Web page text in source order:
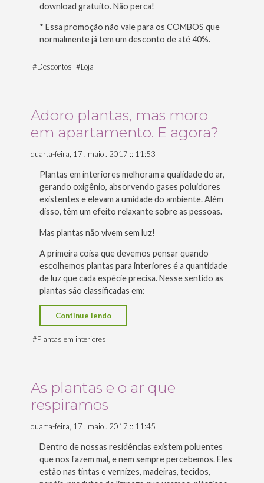
download gratuito. Não perca!
* Essa promoção não vale para os COMBOS que
normalmente já tem um desconto de até 40%.
#Descontos #Loja
Adoro plantas, mas moro
em apartamento. E agora?
quarta-feira, 17 . maio . 2017 :: 11:53
Plantas em interiores melhoram a qualidade do ar,
gerando oxigênio, absorvendo gases poluidores
existentes e elevam a umidade do ambiente. Além
disso, têm um efeito relaxante sobre as pessoas.
Mas plantas não vivem sem luz!
A primeira coisa que devemos pensar quando
escolhemos plantas para interiores é a quantidade
de luz que cada espécie precisa. Nesse sentido as
plantas são classificadas em:
Continue lendo
plantas,
apartamento.
#Plantas em interiores
As plantas e o ar que
respiramos
quarta-feira, 17 . maio . 2017 :: 11:45
Dentro de nossas residências existem poluentes
que nos fazem mal, e nem sempre percebemos. Eles
estão nas tintas e vernizes, madeiras, tecidos,